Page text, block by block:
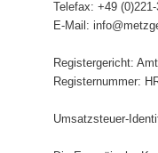
Telefax: +49
E-Mail:
Registergericht:
Registernummer:
Umsatzsteuer-